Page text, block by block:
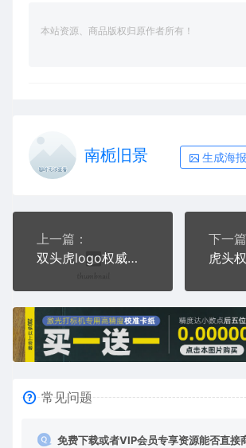
本站资源、商品版权归原作者所有！
南栀旧景 生成海报
上一篇：
双头虎logo权威力量辟邪AI8.0格式激光打标文件通用矢量图
下一篇
常见问题
免费下载或者VIP会员专享资源能否直接